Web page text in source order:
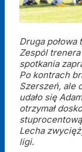
Druga
Zespól
spotkania
Po kontrach
Szerszeń, ale
udało się
otrzymał
Lecha
ligi.